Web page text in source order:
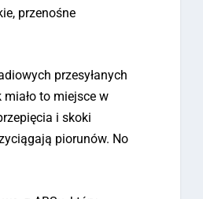
przenośne
przesyłanych
to miejsce w
i skoki
piorunów. No